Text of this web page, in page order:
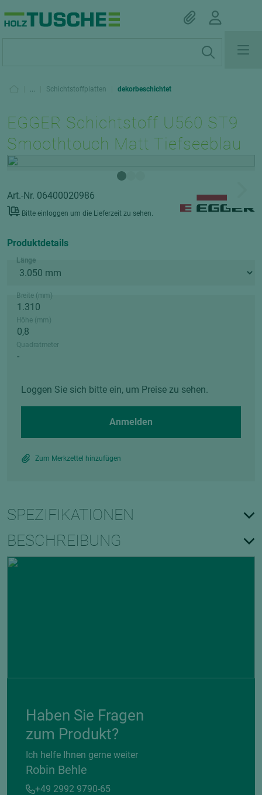
... Schichtstoffplatten dekorbeschichtet
EGGER Schichtstoff U560 ST9
Smoothtouch Matt Tiefseeblau
Art.-Nr. 06400020986
Bitte einloggen um die Lieferzeit zu sehen.
Produktdetails
Länge
Breite (mm)
Höhe (mm)
Quadratmeter
Loggen Sie sich bitte ein, um Preise zu sehen.
Anmelden
Zum Merkzettel hinzufügen
SPEZIFIKATIONEN
BESCHREIBUNG
Haben Sie Fragen
zum Produkt?
Ich helfe Ihnen gerne weiter
Robin Behle
+49 2992 9790-65